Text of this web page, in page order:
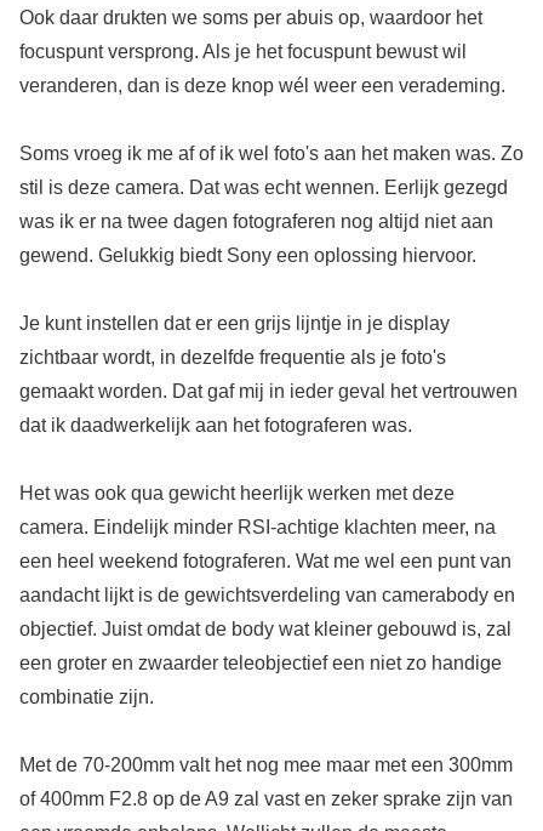
Ook daar drukten we soms per abuis op, waardoor het
focuspunt versprong. Als je het focuspunt bewust wil
veranderen, dan is deze knop wél weer een verademing.
Soms vroeg ik me af of ik wel foto's aan het maken was. Zo
stil is deze camera. Dat was echt wennen. Eerlijk gezegd
was ik er na twee dagen fotograferen nog altijd niet aan
gewend. Gelukkig biedt Sony een oplossing hiervoor.
Je kunt instellen dat er een grijs lijntje in je display
zichtbaar wordt, in dezelfde frequentie als je foto's
gemaakt worden. Dat gaf mij in ieder geval het vertrouwen
dat ik daadwerkelijk aan het fotograferen was.
Het was ook qua gewicht heerlijk werken met deze
camera. Eindelijk minder RSI-achtige klachten meer, na
een heel weekend fotograferen. Wat me wel een punt van
aandacht lijkt is de gewichtsverdeling van camerabody en
objectief. Juist omdat de body wat kleiner gebouwd is, zal
een groter en zwaarder teleobjectief een niet zo handige
combinatie zijn.
Met de 70-200mm valt het nog mee maar met een 300mm
of 400mm F2.8 op de A9 zal vast en zeker sprake zijn van